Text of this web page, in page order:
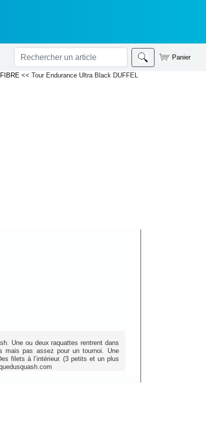
Panier
<< Tour Endurance Ultra Black DUFFEL
Une ou deux raquattes rentrent dans
mais pas assez pour un tournoi. Une
filets à l’intérieur. (3 petits et un plus